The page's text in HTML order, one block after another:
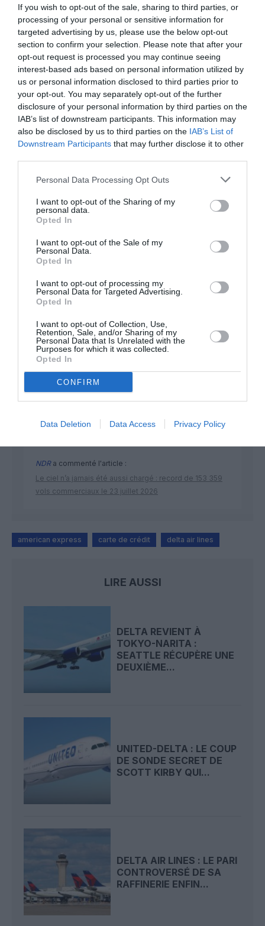
If you wish to opt-out of the sale, sharing to third parties, or
processing of your personal or sensitive information for
targeted advertising by us, please use the below opt-out
section to confirm your selection. Please note that after your
opt-out request is processed you may continue seeing
interest-based ads based on personal information utilized by
us or personal information disclosed to third parties prior to
your opt-out. You may separately opt-out of the further
disclosure of your personal information by third parties on the
IAB’s list of downstream participants. This information may
also be disclosed by us to third parties on the IAB’s List of
Downstream Participants that may further disclose it to other
Personal Data Processing Opt Outs
I want to opt-out of the Sharing of my
personal data.
Opted In
I want to opt-out of the Sale of my
Personal Data.
Opted In
I want to opt-out of processing my
Personal Data for Targeted Advertising.
Opted In
I want to opt-out of Collection, Use,
Retention, Sale, and/or Sharing of my
Personal Data that Is Unrelated with the
Purposes for which it was collected.
Opted In
CONFIRM
Data Deletion Data Access Privacy Policy
Delta et donc dot principale de cette fusion. Delta en tant que
tel n’a jamais commandé ne fut-ce qu’un seul 747.
RÉPONDRE
LAISSER UN COMMENTAIRE
FAIRE UN DON
Appel aux lecteurs !
développement !
NOUS SOUTENIR
DERNIERS COMMENTAIRES
Kylea commenté l'article :
autonomie au sein de Lufthansa Group
NDRa commenté l'article :
Le ciel n’a jamais été aussi chargé : record de 153 359
vols commerciaux le 23 juillet 2026
american express carte de crédit delta air lines
LIRE AUSSI
DELTA REVIENT À
TOKYO-NARITA :
SEATTLE RÉCUPÈRE UNE
DEUXIÈME...
UNITED-DELTA : LE COUP
DE SONDE SECRET DE
SCOTT KIRBY QUI...
DELTA AIR LINES : LE PARI
CONTROVERSÉ DE SA
RAFFINERIE ENFIN...